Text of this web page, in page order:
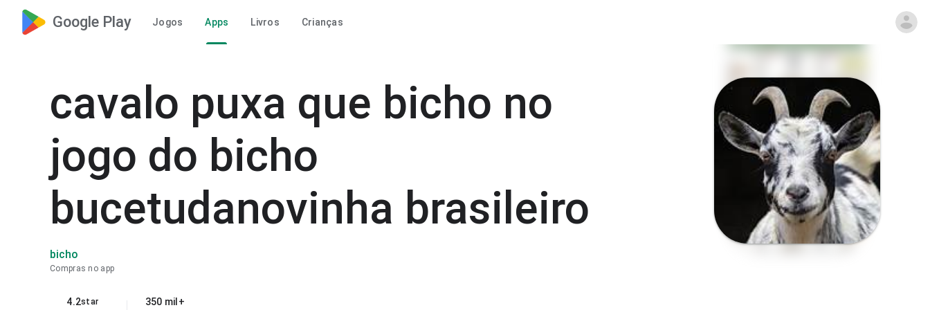
Google Play Jogos Apps Livros Crianças
cavalo puxa que bicho no
jogo do bicho
bucetudanovinha brasileiro
bicho
Compras no app
4.2star
350 mil+